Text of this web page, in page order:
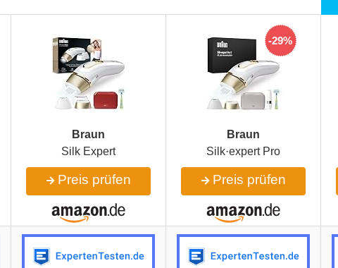
-29%
Braun
Braun
Silk Expert Silk·expert Pro
Preis prüfen Preis prüfen